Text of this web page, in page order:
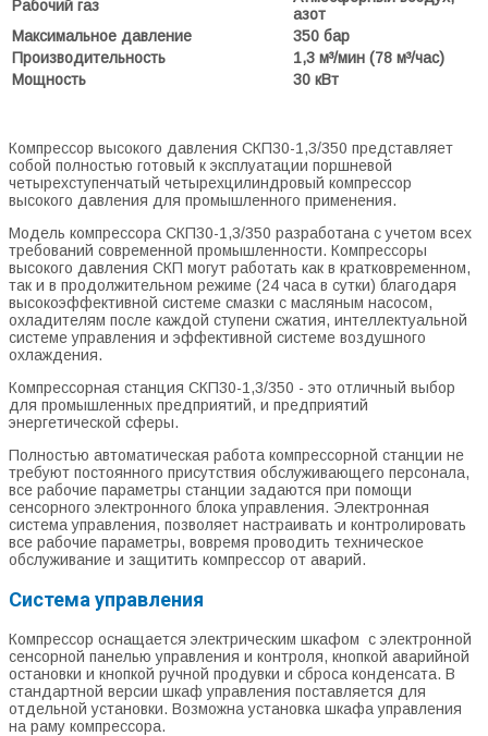
Рабочий газ
азот
Максимальное давление
350 бар
Производительность
1,3 м³/мин (78 м³/час)
Мощность
30 кВт
Компрессор высокого давления СКП30-1,3/350 представляет
собой полностью готовый к эксплуатации поршневой
четырехступенчатый четырехцилиндровый компрессор
высокого давления для промышленного применения.
Модель компрессора СКП30-1,3/350 разработана с учетом всех
требований современной промышленности. Компрессоры
высокого давления СКП могут работать как в кратковременном,
так и в продолжительном режиме (24 часа в сутки) благодаря
высокоэффективной системе смазки с масляным насосом,
охладителям после каждой ступени сжатия, интеллектуальной
системе управления и эффективной системе воздушного
охлаждения.
Компрессорная станция СКП30-1,3/350 - это отличный выбор
для промышленных предприятий, и предприятий
энергетической сферы.
Полностью автоматическая работа компрессорной станции не
требуют постоянного присутствия обслуживающего персонала,
все рабочие параметры станции задаются при помощи
сенсорного электронного блока управления. Электронная
система управления, позволяет настраивать и контролировать
все рабочие параметры, вовремя проводить техническое
обслуживание и защитить компрессор от аварий.
Система управления
Компрессор оснащается электрическим шкафом с электронной
сенсорной панелью управления и контроля, кнопкой аварийной
остановки и кнопкой ручной продувки и сброса конденсата. В
стандартной версии шкаф управления поставляется для
отдельной установки. Возможна установка шкафа управления
на раму компрессора.